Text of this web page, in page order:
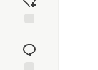
reaction